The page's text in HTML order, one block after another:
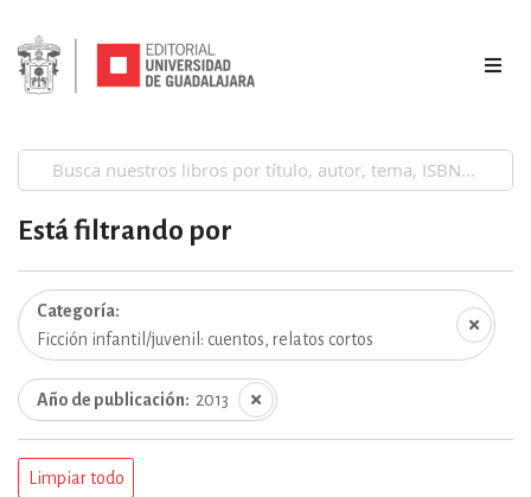
Está filtrando por
Categoría
Ficción infantil/juvenil: cuentos, relatos cortos
Año de publicación 2013
Limpiar todo